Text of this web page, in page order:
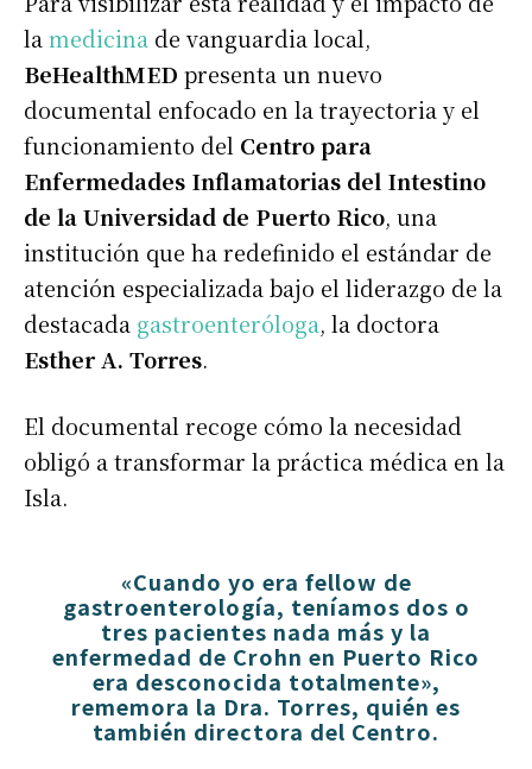
la medicina de vanguardia local,
BeHealthMED presenta un nuevo
documental enfocado en la trayectoria y el
funcionamiento del Centro para
Enfermedades Inflamatorias del Intestino
de la Universidad de Puerto Rico, una
institución que ha redefinido el estándar de
atención especializada bajo el liderazgo de la
destacada gastroenteróloga, la doctora
Esther A. Torres.
El documental recoge cómo la necesidad
obligó a transformar la práctica médica en la
Isla.
«Cuando yo era fellow de
gastroenterología, teníamos dos o
tres pacientes nada más y la
enfermedad de Crohn en Puerto Rico
era desconocida totalmente»,
rememora la Dra. Torres, quién es
también directora del Centro.